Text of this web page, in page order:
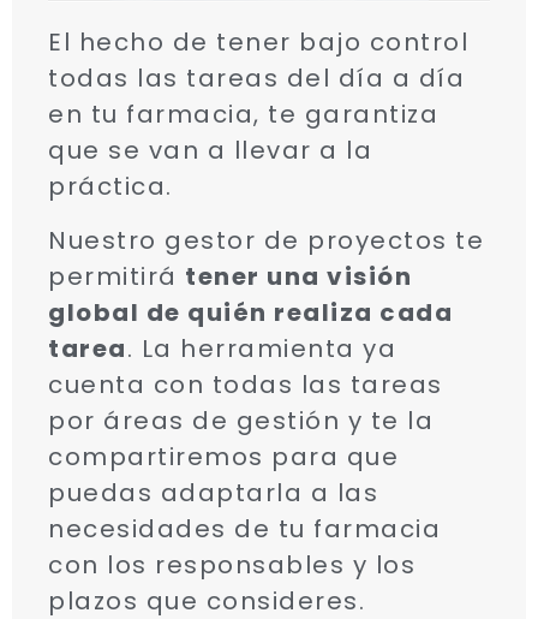
El hecho de tener bajo control
todas las tareas del día a día
en tu farmacia, te garantiza
que se van a llevar a la
práctica.
Nuestro gestor de proyectos te
permitirá tener una visión
global de quién realiza cada
tarea. La herramienta ya
cuenta con todas las tareas
por áreas de gestión y te la
compartiremos para que
puedas adaptarla a las
necesidades de tu farmacia
con los responsables y los
plazos que consideres.